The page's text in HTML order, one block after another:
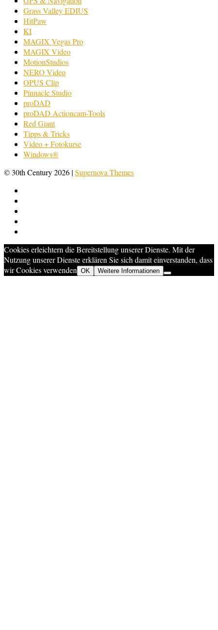
Grass Valley EDIUS
HitPaw
KI
MAGIX Vegas Pro
MAGIX Video
MotionStudios
NERO Video
OPUS Clip
Pinnacle Studio
proDAD
proDAD Actioncam-Tools
Red Giant
Tipps & Tricks
Video + Fotokurse
Windows®
© 30th Century 2026 |Supernova Themes
Cookies erleichtern die Bereitstellung unserer Dienste. Mit der
Nutzung unserer Dienste erklären Sie sich damit einverstanden, dass
wir Cookies verwenden OK Weitere Informationen